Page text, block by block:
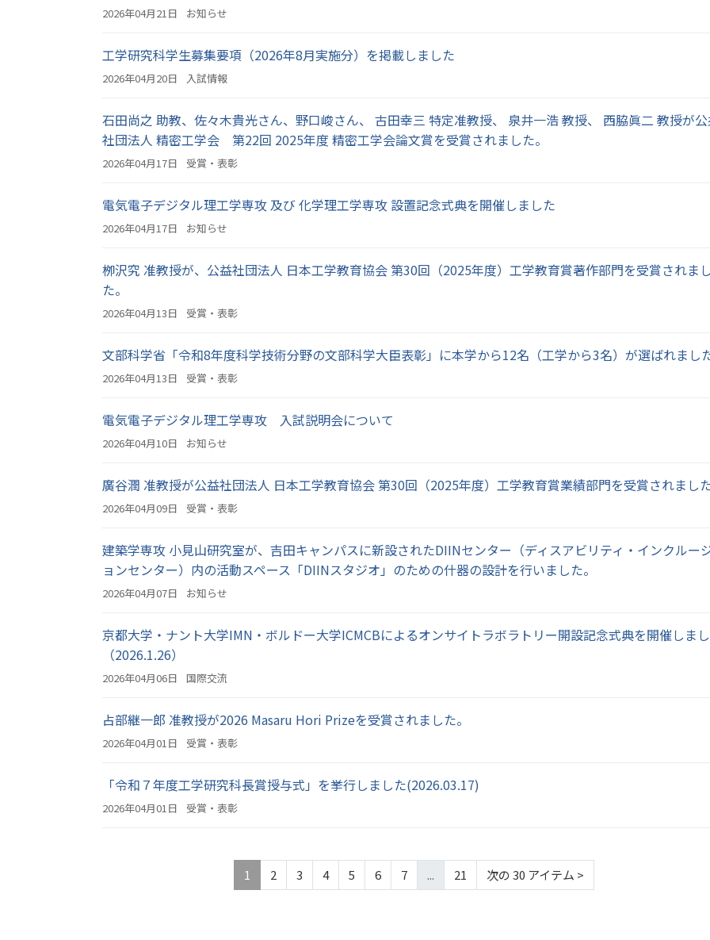
2026年04月21日 お知らせ
工学研究科学生募集要項（2026年8月実施分）を掲載しました
2026年04月20日 入試情報
石田尚之 助教、佐々木貴光さん、野口峻さん、 古田幸三 特定准教授、 泉井一浩 教授、 西脇眞二 教授が
社団法人 精密工学会 第22回 2025年度 精密工学会論文賞を受賞されました。
2026年04月17日 受賞・表彰
電気電子デジタル理工学専攻 及び 化学理工学専攻 設置記念式典を開催しました
2026年04月17日 お知らせ
栁沢究 准教授が、公益社団法人 日本工学教育協会 第30回（2025年度）工学教育賞著作部門を受賞されま
た。
2026年04月13日 受賞・表彰
文部科学省「令和8年度科学技術分野の文部科学大臣表彰」に本学から12名（工学から3名）が選ばれまし
2026年04月13日 受賞・表彰
電気電子デジタル理工学専攻 入試説明会について
2026年04月10日 お知らせ
廣谷潤 准教授が公益社団法人 日本工学教育協会 第30回（2025年度）工学教育賞業績部門を受賞されまし
2026年04月09日 受賞・表彰
建築学専攻 小見山研究室が、吉田キャンパスに新設されたDIINセンター（ディスアビリティ・インクルー
ョンセンター）内の活動スペース「DIINスタジオ」のための什器の設計を行いました。
2026年04月07日 お知らせ
京都大学・ナント大学IMN・ボルドー大学ICMCBによるオンサイトラボラトリー開設記念式典を開催しま
（2026.1.26）
2026年04月06日 国際交流
占部継一郎 准教授が2026 Masaru Hori Prizeを受賞されました。
2026年04月01日 受賞・表彰
「令和７年度工学研究科長賞授与式」を挙行しました(2026.03.17)
2026年04月01日 受賞・表彰
1 2 3 4 5 6 7 ... 21 次の 30 アイテム >